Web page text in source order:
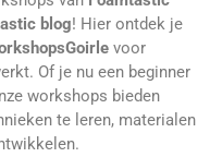
blog! Hier ontdek je
voor
Of je nu een beginner
workshops bieden
te leren, materialen